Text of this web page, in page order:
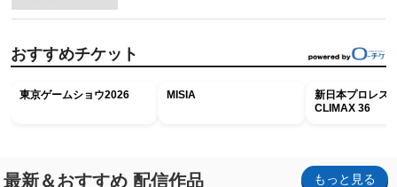
おすすめチケット
東京ゲームショウ2026 MISIA
新日本プロレス
CLIMAX 36
最新＆おすすめ 配信作品 もっと見る